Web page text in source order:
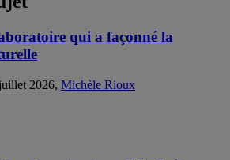
qui a façonné la
2026, Michèle Rioux